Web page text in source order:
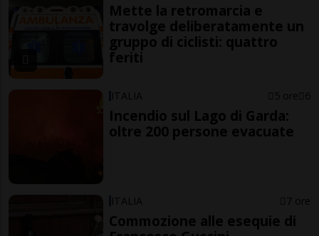
Mette la retromarcia e
travolge deliberatamente un
gruppo di ciclisti: quattro
feriti
ITALIA 5 ore 6
Incendio sul Lago di Garda:
oltre 200 persone evacuate
ITALIA 7 ore
Commozione alle esequie di